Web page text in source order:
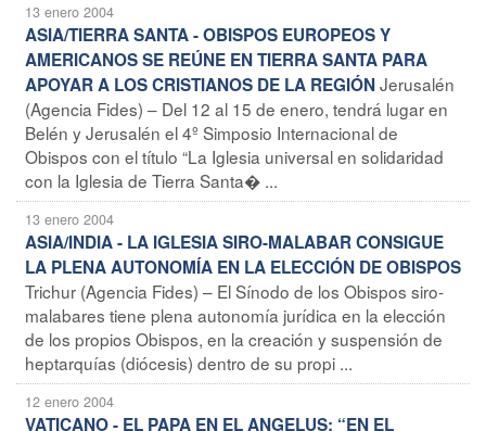
13 enero 2004
ASIA/TIERRA SANTA - OBISPOS EUROPEOS Y
AMERICANOS SE REÚNE EN TIERRA SANTA PARA
APOYAR A LOS CRISTIANOS DE LA REGIÓNJerusalén
(Agencia Fides) – Del 12 al 15 de enero, tendrá lugar en
Belén y Jerusalén el 4º Simposio Internacional de
Obispos con el título “La Iglesia universal en solidaridad
con la Iglesia de Tierra Santa� ...
13 enero 2004
ASIA/INDIA - LA IGLESIA SIRO-MALABAR CONSIGUE
LA PLENA AUTONOMÍA EN LA ELECCIÓN DE OBISPOS
Trichur (Agencia Fides) – El Sínodo de los Obispos siro-
malabares tiene plena autonomía jurídica en la elección
de los propios Obispos, en la creación y suspensión de
heptarquías (diócesis) dentro de su propi ...
12 enero 2004
VATICANO - EL PAPA EN EL ANGELUS: “EN EL